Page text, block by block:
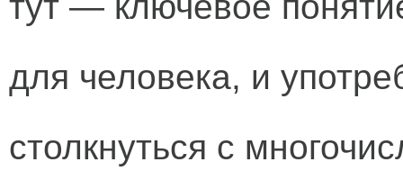
для человека, и
столкнуться с